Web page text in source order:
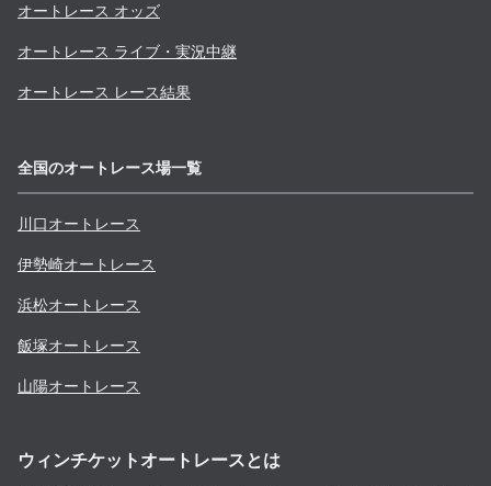
オートレース オッズ
オートレース ライブ・実況中継
オートレース レース結果
全国のオートレース場一覧
川口オートレース
伊勢崎オートレース
浜松オートレース
飯塚オートレース
山陽オートレース
ウィンチケットオートレースとは